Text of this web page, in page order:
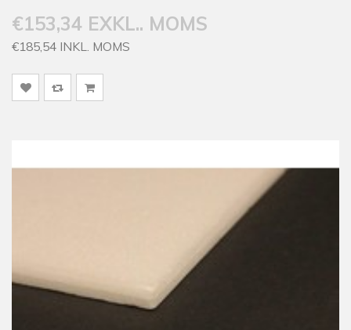
€153,34 EXKL.. MOMS
€185,54 INKL. MOMS